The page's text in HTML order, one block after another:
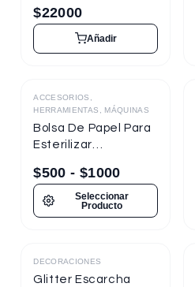
$22000
Añadir
ACCESORIOS,
HERRAMIENTAS, MÁQUINAS
Bolsa De Papel Para
Esterilizar
$500 - $1000
Seleccionar
Producto
Destacado
DECORACIONES
Glitter Escarcha